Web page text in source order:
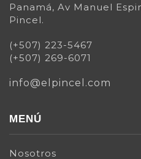
Panamá, Av Manuel
Pincel.
(+507) 223-5467
(+507) 269-6071
info@elpincel.com
MENÚ
Nosotros